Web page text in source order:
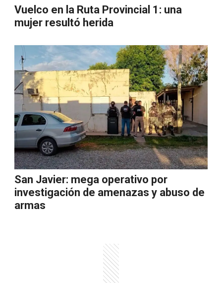
Vuelco en la Ruta Provincial 1: una
mujer resultó herida
San Javier: mega operativo por
investigación de amenazas y abuso de
armas